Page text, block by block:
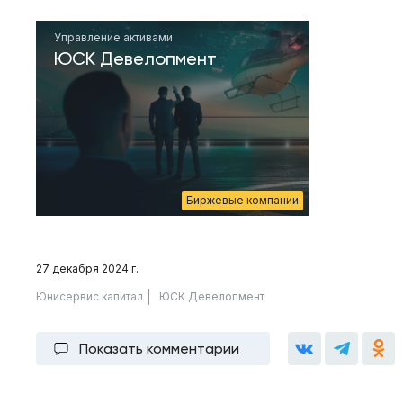
Биржевые компании
Управление активами
ЮСК Девелопмент
27 декабря 2024 г.
Юнисервис капитал ЮСК Девелопмент
Показать комментарии